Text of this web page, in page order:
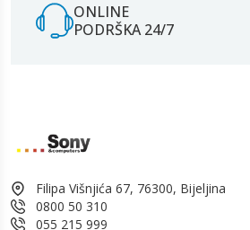
ONLINE
PODRŠKA 24/7
Filipa Višnjića 67, 76300, Bijeljina
0800 50 310
055 215 999